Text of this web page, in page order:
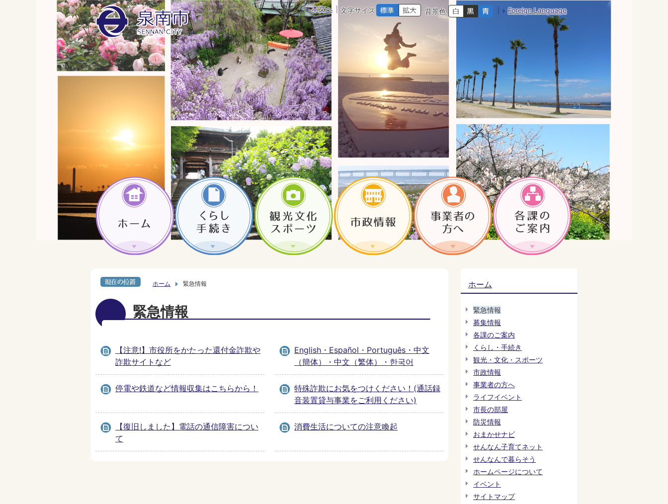
本文へ 文字サイズ 背景色 Foreign Language
ホーム 緊急情報
緊急情報
【注意!】市役所をかたった還付金詐欺や
詐欺サイトなど
English・Español・Português・中文
（簡体）・中文（繁体）・한국어
停電や鉄道など情報収集はこちらから！
特殊詐欺にお気をつけください！(通話録
音装置貸与事業をご利用ください)
【復旧しました】電話の通信障害につい
て
消費生活についての注意喚起
ホーム
緊急情報
募集情報
各課のご案内
くらし・手続き
観光・文化・スポーツ
市政情報
事業者の方へ
ライフイベント
市長の部屋
防災情報
おまかせナビ
せんなん子育てネット
せんなんで暮らそう
ホームページについて
イベント
サイトマップ